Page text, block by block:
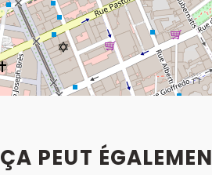
ÇA PEUT